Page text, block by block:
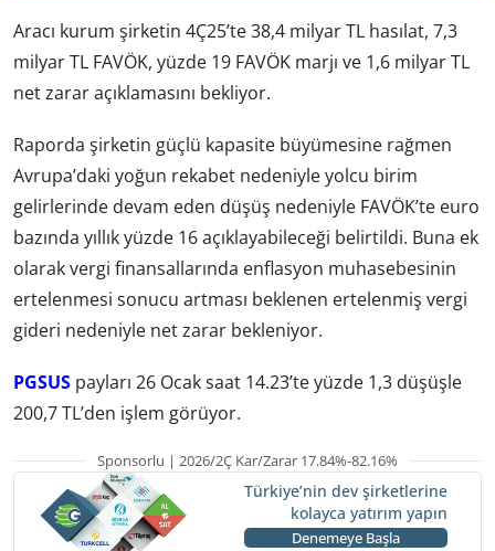
Aracı kurum şirketin 4Ç25’te 38,4 milyar TL hasılat, 7,3
milyar TL FAVÖK, yüzde 19 FAVÖK marjı ve 1,6 milyar TL
net zarar açıklamasını bekliyor.
Raporda şirketin güçlü kapasite büyümesine rağmen
Avrupa’daki yoğun rekabet nedeniyle yolcu birim
gelirlerinde devam eden düşüş nedeniyle FAVÖK’te euro
bazında yıllık yüzde 16 açıklayabileceği belirtildi. Buna ek
olarak vergi finansallarında enflasyon muhasebesinin
ertelenmesi sonucu artması beklenen ertelenmiş vergi
gideri nedeniyle net zarar bekleniyor.
PGSUS payları 26 Ocak saat 14.23’te yüzde 1,3 düşüşle
200,7 TL’den işlem görüyor.
Sponsorlu | 2026/2Ç Kar/Zarar 17.84%-82.16%
Türkiye’nin dev şirketlerine
kolayca yatırım yapın
Denemeye Başla